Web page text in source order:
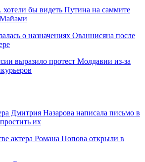
бы видеть Путина на саммите
о назначениях Ованнисяна после
выразило протест Молдавии из-за
Дмитрия Назарова написала письмо в
их
актера Романа Попова открыли в